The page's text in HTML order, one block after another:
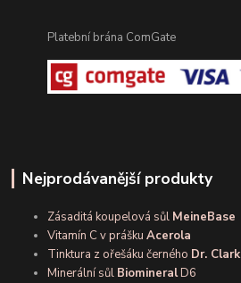
Platební brána ComGate
Nejprodávanější produkty
Zásaditá koupelová sůl MeineBase
Vitamín C v práškuAcerola
Tinktura z ořešáku černého Dr. Clark
Minerální sůl BiomineralD6